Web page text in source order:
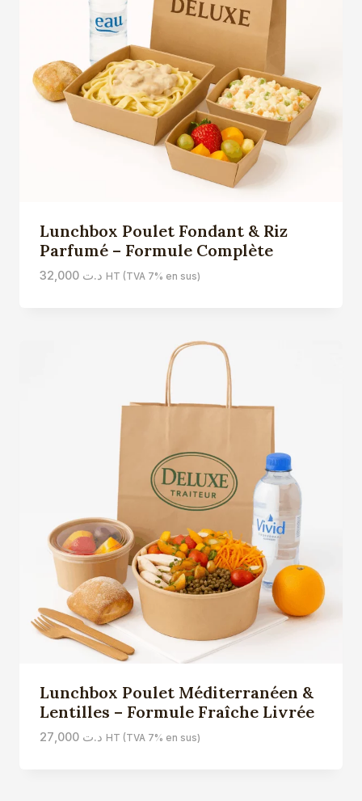
Lunchbox Poulet Fondant & Riz
Parfumé – Formule Complète
د.ت 32,000 HT (TVA 7% en sus)
Lunchbox Poulet Méditerranéen &
Lentilles – Formule Fraîche Livrée
د.ت 27,000 HT (TVA 7% en sus)